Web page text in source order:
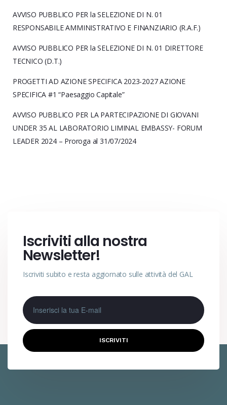
AVVISO PUBBLICO PER la SELEZIONE DI N. 01
RESPONSABILE AMMINISTRATIVO E FINANZIARIO (R.A.F.)
AVVISO PUBBLICO PER la SELEZIONE DI N. 01 DIRETTORE
TECNICO (D.T.)
PROGETTI AD AZIONE SPECIFICA 2023-2027 AZIONE
SPECIFICA #1 “Paesaggio Capitale”
AVVISO PUBBLICO PER LA PARTECIPAZIONE DI GIOVANI
UNDER 35 AL LABORATORIO LIMINAL EMBASSY- FORUM
LEADER 2024 – Proroga al 31/07/2024
Iscriviti alla nostra
Newsletter!
Iscriviti subito e resta aggiornato sulle attività del GAL
ISCRIVITI